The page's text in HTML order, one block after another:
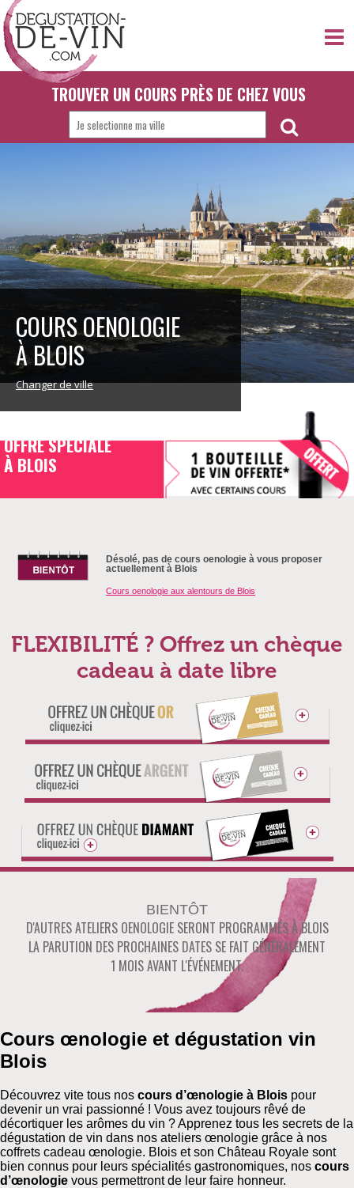
TROUVER UN COURS PRÈS DE CHEZ VOUS
COURS OENOLOGIE
À BLOIS
Changer de ville
OFFRE SPECIALE
À BLOIS
Désolé, pas de cours oenologie à vous proposer
actuellement à Blois
Cours oenologie aux alentours de Blois
FLEXIBILITÉ ? Offrez un chèque
cadeau à date libre
BIENTÔT
D'AUTRES ATELIERS OENOLOGIE SERONT PROGRAMMÉS ÀBLOIS
LA PARUTION DES PROCHAINES DATES SE FAIT GÉNÉRALEMENT
1 MOIS AVANT L'ÉVÉNEMENT.
Cours œnologie et dégustation vin
Blois
Découvrez vite tous nos cours d’œnologie à Blois pour
devenir un vrai passionné ! Vous avez toujours rêvé de
décortiquer les arômes du vin ? Apprenez tous les secrets de la
dégustation de vin dans nos ateliers œnologie grâce à nos
coffrets cadeau œnologie. Blois et son Château Royale sont
bien connus pour leurs spécialités gastronomiques, nos cours
d’œnologie vous permettront de leur faire honneur.